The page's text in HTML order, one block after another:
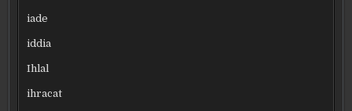
iade
iddia
Ihlal
ihracat